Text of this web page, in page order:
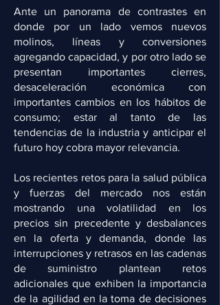
Ante un panorama de contrastes en
donde por un lado vemos nuevos
molinos, líneas y conversiones
agregando capacidad, y por otro lado se
presentan importantes cierres,
desaceleración económica con
importantes cambios en los hábitos de
consumo; estar al tanto de las
tendencias de la industria y anticipar el
futuro hoy cobra mayor relevancia.
Los recientes retos para la salud pública
y fuerzas del mercado nos están
mostrando una volatilidad en los
precios sin precedente y desbalances
en la oferta y demanda, donde las
interrupciones y retrasos en las cadenas
de suministro plantean retos
adicionales que exhiben la importancia
de la agilidad en la toma de decisiones